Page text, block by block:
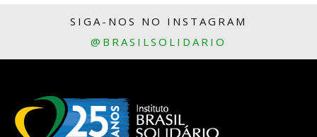
SIGA-NOS NO INSTAGRAM
@BRASILSOLIDARIO